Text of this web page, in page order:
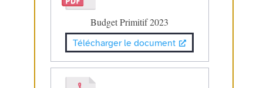
Budget Primitif 2023
Télécharger le document